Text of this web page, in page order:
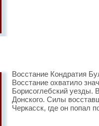
Восстание Кондратия
Восстание охватило
Борисоглебский уезды.
Донского. Силы
Черкасск, где он попал